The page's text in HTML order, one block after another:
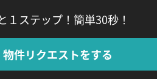
１ステップ！簡単30秒！
物件リクエストをする